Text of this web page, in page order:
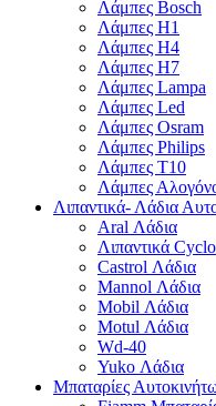
Λάμπες Bosch
Λάμπες H1
Λάμπες H4
Λάμπες H7
Λάμπες Lampa
Λάμπες Led
Λάμπες Osram
Λάμπες Philips
Λάμπες T10
Λάμπες
Λιπαντικά- Λάδια
Aral Λάδια
Λιπαντικά
Castrol Λάδια
Mannol Λάδια
Mobil Λάδια
Motul Λάδια
Wd-40
Yuko Λάδια
Μπαταρίες